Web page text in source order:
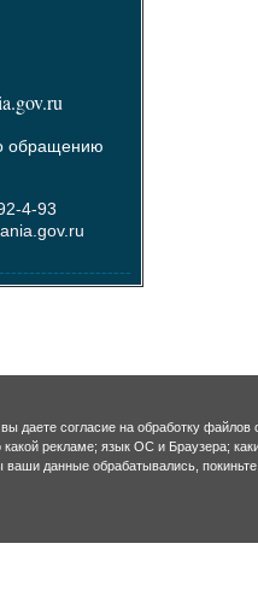
обращению
4-93
даете согласие на обработку
какой рекламе; язык ОС и Браузера;
данные обрабатывались, покиньте